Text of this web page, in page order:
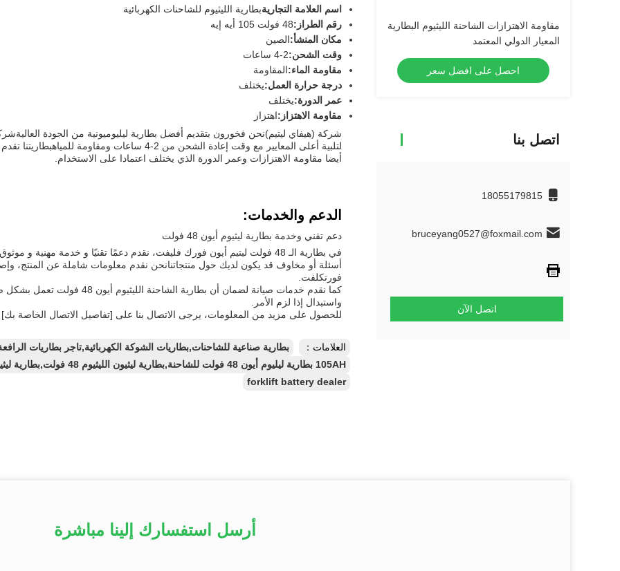
مقاومة الاهتزازات الشاحنة الليثيوم البطارية
المعيار الدولي المعتمد
احصل على افضل سعر
اتصل بنا
18055179815
bruceyang0527@foxmail.com
اتصل الآن
اسم العلامة التجاريةبطارية الليثيوم للشاحنات الكهربائية
رقم الطراز:48 فولت 105 أيه إيه
مكان المنشأ:الصين
وقت الشحن:2-4 ساعات
مقاومة الماء:المقاومة
درجة حرارة العمل:يختلف
عمر الدورة:يختلف
مقاومة الاهتزاز:اهتزاز
شركة (هيفاي ليتيم)نحن فخورون بتقديم أفضل بطارية ليليوميونية من الجودة العالية
لتلبية أعلى المعايير مع وقت إعادة الشحن من 2-4 ساعات
أيضا مقاومة الاهتزازات وعمر الدورة الذي يختلف اعتمادا على الاستخدام.
الدعم والخدمات:
دعم تقني وخدمة بطارية ليثيوم أيون 48 فولت
في بطارية الـ 48 فولت ليتيم أيون فورك فليفت، نقدم دعمًا تقنيًا و خدمة مهنية
فورتكلفت.
كما نقدم خدمات صيانة لضمان أن
واستبدال إذا لزم الأمر.
للحصول على مزيد من المعلومات، يرجى الاتصال بنا على [تفاصيل الاتصال الخاصة
العلامات：
بطارية صناعية للشاحنات,بطاريات الشوكة الكهربائية,تاجر بطاريات
105AH بطارية ليليوم أيون 48 فولت للشاحنة,بطارية ليثيون الليثيوم 48 فولت,بطارية ليثيوم أيونية للشاحنات الكهربائية المقاومة للماء
forklift battery dealer
أرسل استفسارك إلينا مباشرة